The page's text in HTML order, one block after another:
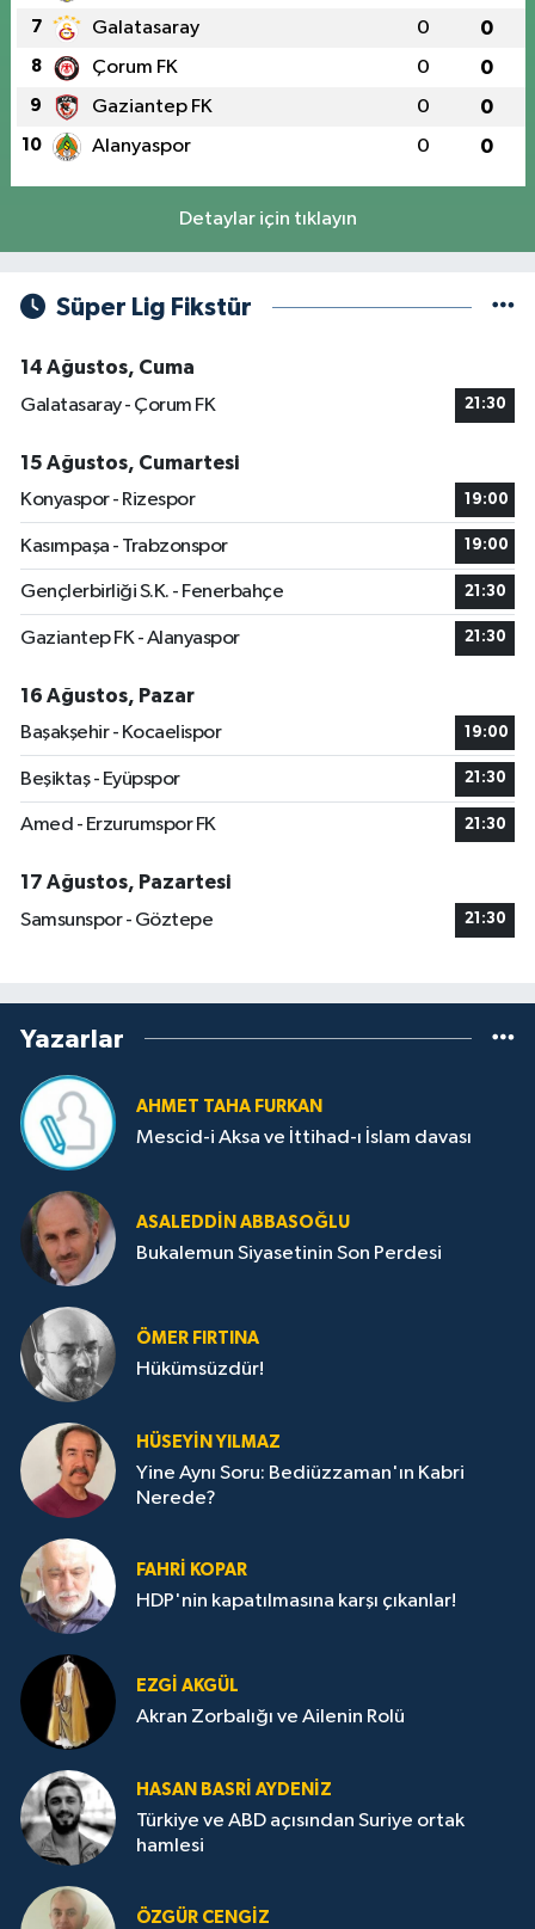
7 Galatasaray 0 0
8 Çorum FK 0 0
9 Gaziantep FK 0 0
10 Alanyaspor 0 0
Detaylar için tıklayın
Süper Lig Fikstür
14 Ağustos, Cuma
Galatasaray - Çorum FK
21:30
15 Ağustos, Cumartesi
Konyaspor - Rizespor
19:00
Kasımpaşa - Trabzonspor 19:00
Gençlerbirliği S.K. - Fenerbahçe 21:30
Gaziantep FK - Alanyaspor 21:30
16 Ağustos, Pazar
Başakşehir - Kocaelispor
19:00
Beşiktaş - Eyüpspor 21:30
Amed - Erzurumspor FK 21:30
17 Ağustos, Pazartesi
Samsunspor - Göztepe
21:30
Yazarlar
AHMET TAHA FURKAN
Mescid-i Aksa ve İttihad-ı İslam davası
ASALEDDIN ABBASOĞLU
Bukalemun Siyasetinin Son Perdesi
ÖMER FIRTINA
Hükümsüzdür!
HÜSEYIN YILMAZ
Yine Aynı Soru: Bediüzzaman'ın Kabri
Nerede?
FAHRI KOPAR
HDP'nin kapatılmasına karşı çıkanlar!
EZGI AKGÜL
Akran Zorbalığı ve Ailenin Rolü
HASAN BASRI AYDENIZ
Türkiye ve ABD açısından Suriye ortak
hamlesi
ÖZGÜR CENGIZ